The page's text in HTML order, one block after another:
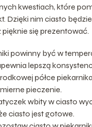
kwestiach, które
Dzięki nim ciasto
się prezentować.
powinny być w
lepszą
półce
pieczenie.
wbity w ciasto
ciasto jest gotowe.